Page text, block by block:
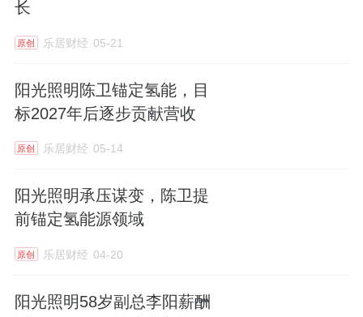
长
原创 乐居财经 05-21
阳光照明陈卫锚定氢能，目
标2027年后逐步贡献营收
原创 乐居财经 05-14
阳光照明承压谋变，陈卫提
前锚定氢能源领域
原创 乐居财经 04-20
阳光照明58岁副总李阳薪酬